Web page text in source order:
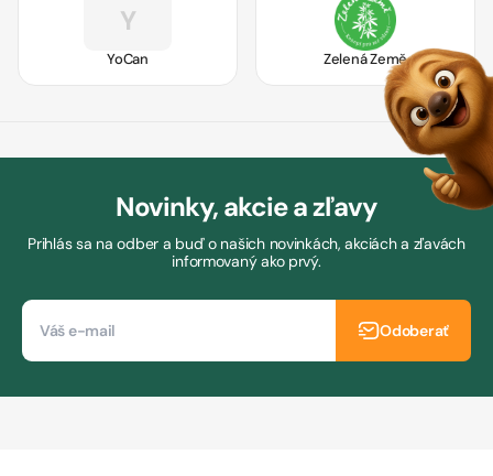
Y
YoCan Zelená Země
Novinky, akcie a zľavy
Prihlás sa na odber a buď o našich novinkách, akciách a zľavách
informovaný ako prvý.
Odoberať